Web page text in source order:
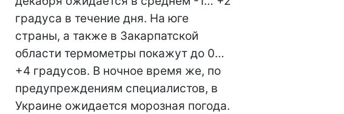
градуса в течение дня. На юге
страны, а также в Закарпатской
области термометры покажут до 0…
+4 градусов. В ночное время же, по
предупреждениям специалистов, в
Украине ожидается морозная погода.